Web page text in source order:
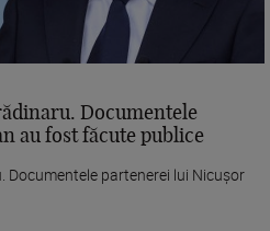
Documentele
au fost făcute publice
Documentele partenerei lui Nicușor